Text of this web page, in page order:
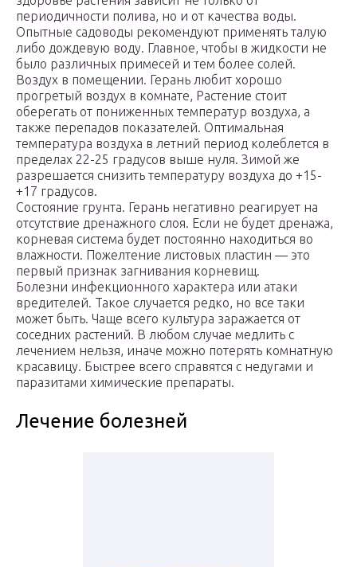
периодичности полива, но и от качества воды.
Опытные садоводы рекомендуют применять талую
либо дождевую воду. Главное, чтобы в жидкости не
было различных примесей и тем более солей.
Воздух в помещении. Герань любит хорошо
прогретый воздух в комнате, Растение стоит
оберегать от пониженных температур воздуха, а
также перепадов показателей. Оптимальная
температура воздуха в летний период колеблется в
пределах 22-25 градусов выше нуля. Зимой же
разрешается снизить температуру воздуха до +15-
+17 градусов.
Состояние грунта. Герань негативно реагирует на
отсутствие дренажного слоя. Если не будет дренажа,
корневая система будет постоянно находиться во
влажности. Пожелтение листовых пластин — это
первый признак загнивания корневищ.
Болезни инфекционного характера или атаки
вредителей. Такое случается редко, но все таки
может быть. Чаще всего культура заражается от
соседних растений. В любом случае медлить с
лечением нельзя, иначе можно потерять комнатную
красавицу. Быстрее всего справятся с недугами и
паразитами химические препараты.
Лечение болезней